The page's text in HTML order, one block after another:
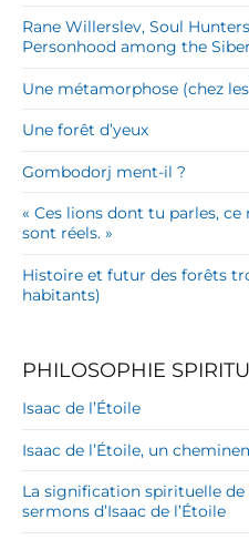
Rane Willerslev, Soul
Personhood among the
Une métamorphose (chez
Une forêt d’yeux
Gombodorj ment-il ?
« Ces lions dont tu parles,
sont réels. »
Histoire et futur des forêts
habitants)
PHILOSOPHIE
Isaac de l’Étoile
Isaac de l’Étoile, un
La signification spirituelle de
sermons d’Isaac de l’Étoile